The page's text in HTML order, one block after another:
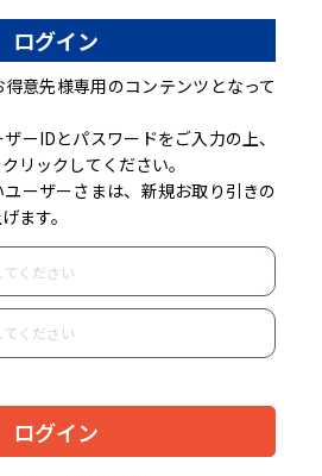
ログイン
意先様専用のコンテンツとなって
ーIDとパスワードをご入力の上、
リックしてください。
ーザーさまは、新規お取り引きの
ます。